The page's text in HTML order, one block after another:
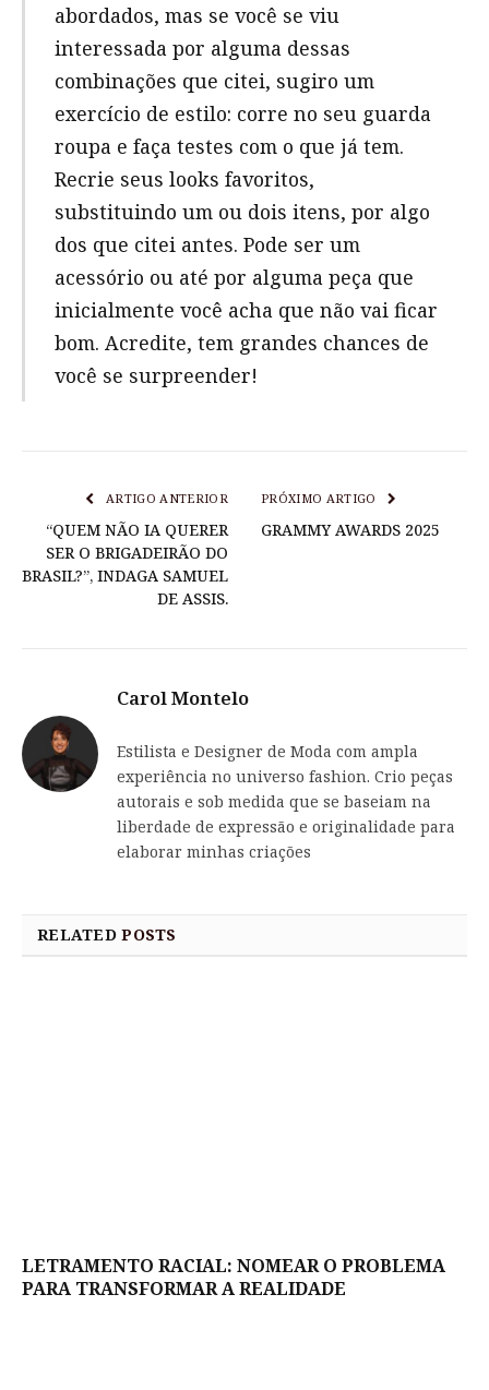
abordados, mas se você se viu
interessada por alguma dessas
combinações que citei, sugiro um
exercício de estilo: corre no seu guarda
roupa e faça testes com o que já tem.
Recrie seus looks favoritos,
substituindo um ou dois itens, por algo
dos que citei antes. Pode ser um
acessório ou até por alguma peça que
inicialmente você acha que não vai ficar
bom. Acredite, tem grandes chances de
você se surpreender!
ARTIGO ANTERIOR
“QUEM NÃO IA QUERER
SER O BRIGADEIRÃO DO
BRASIL?”, INDAGA SAMUEL
DE ASSIS.
PRÓXIMO ARTIGO
GRAMMY AWARDS 2025
Carol Montelo
Estilista e Designer de Moda com ampla
experiência no universo fashion. Crio peças
autorais e sob medida que se baseiam na
liberdade de expressão e originalidade para
elaborar minhas criações
RELATEDPOSTS
LETRAMENTO RACIAL: NOMEAR O PROBLEMA
PARA TRANSFORMAR A REALIDADE